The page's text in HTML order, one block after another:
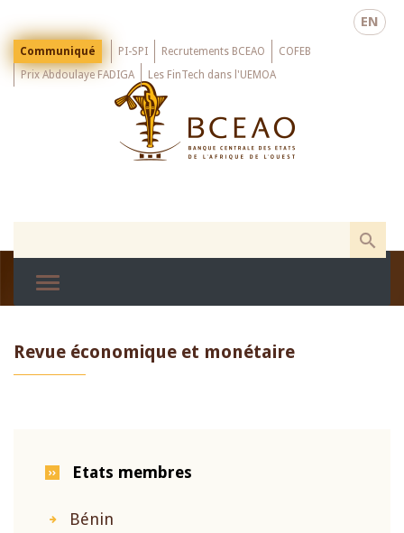
main
EN
Menu
Top
Communiqué PI-SPI Recrutements BCEAO
COFEB
Prix Abdoulaye FADIGA
Les FinTech dans l'UEMOA
Revue économique et monétaire
Etats membres
Bénin